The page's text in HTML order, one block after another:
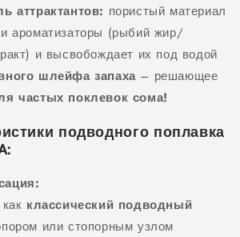
аттрактантов: пористый материал
ароматизаторы (рыбий жир/
и высвобождает их под водой
шлейфа запаха – решающее
частых поклевок сома!
подводного поплавка
классический подводный
или стопорным узлом